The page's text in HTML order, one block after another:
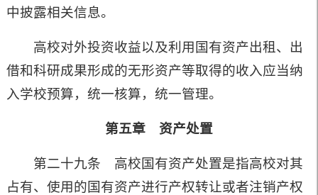
中披露相关信息。
高校对外投资收益以及利用国有资产出租、出
借和科研成果形成的无形资产等取得的收入应当纳
入学校预算，统一核算，统一管理。
第五章 资产处置
第二十九条 高校国有资产处置是指高校对其
占有、使用的国有资产进行产权转让或者注销产权